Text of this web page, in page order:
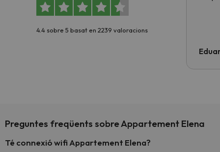
4.4 sobre 5 basat en 2239 valoracions
Preguntes freqüents sobre Appartement Elena
Té connexió wifi Appartement Elena?